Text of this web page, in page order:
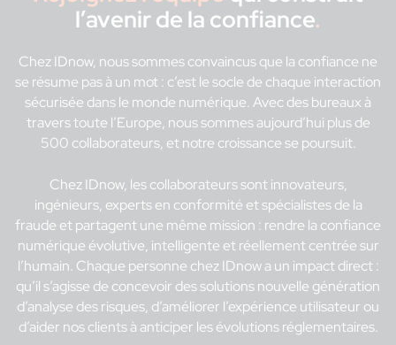
l’avenir de la confiance.
Chez IDnow, nous sommes convaincus que la confiance ne
se résume pas à un mot : c’est le socle de chaque interaction
sécurisée dans le monde numérique. Avec des bureaux à
travers toute l’Europe, nous sommes aujourd’hui plus de
500 collaborateurs, et notre croissance se poursuit.
Chez IDnow, les collaborateurs sont innovateurs,
ingénieurs, experts en conformité et spécialistes de la
fraude et partagent une même mission : rendre la confiance
numérique évolutive, intelligente et réellement centrée sur
l’humain. Chaque personne chez IDnow a un impact direct :
qu’il s’agisse de concevoir des solutions nouvelle génération
d’analyse des risques, d’améliorer l’expérience utilisateur ou
d’aider nos clients à anticiper les évolutions réglementaires.